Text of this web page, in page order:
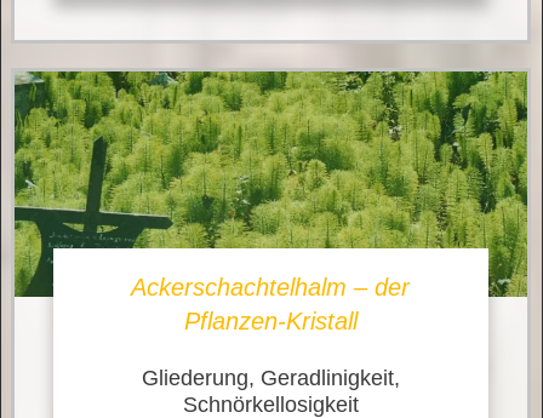
Ackerschachtelhalm – der
Pflanzen-Kristall
Gliederung, Geradlinigkeit,
Schnörkellosigkeit